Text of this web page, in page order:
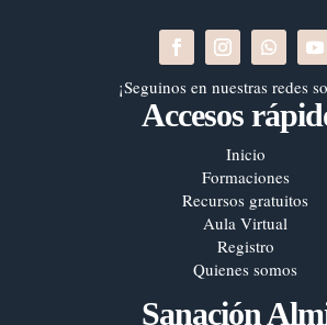
¡Seguinos en nuestras redes
Accesos
Inicio
Formaciones
Recursos gratuitos
Aula Virtual
Registro
Quienes somos
Sanación